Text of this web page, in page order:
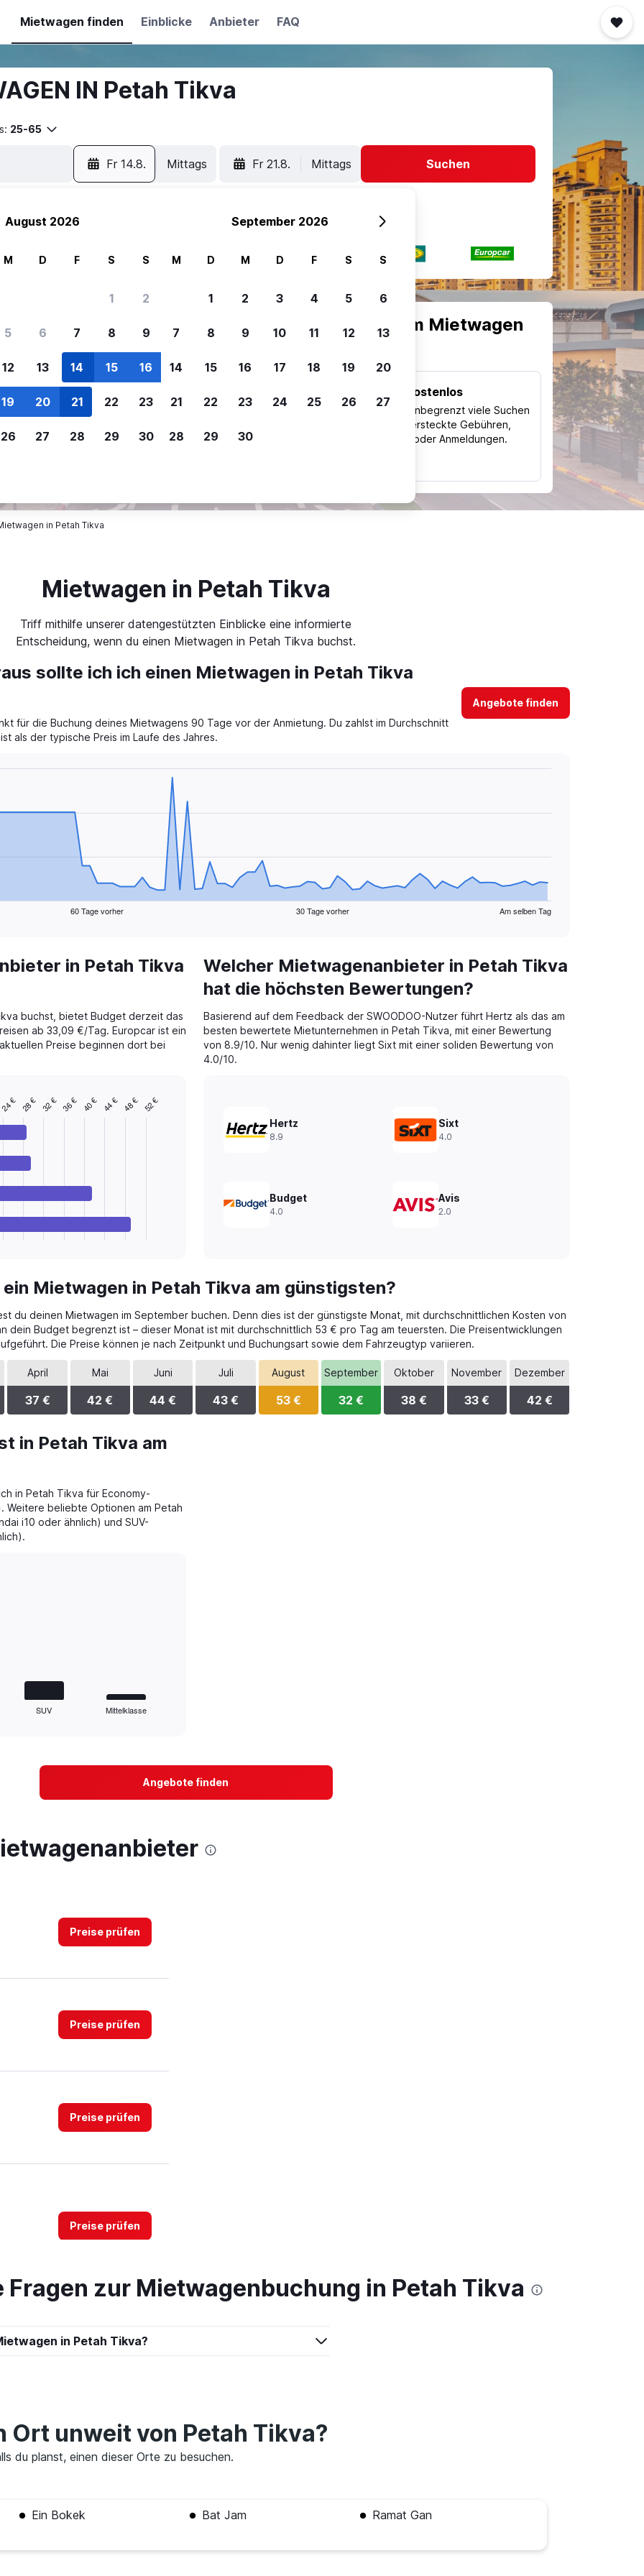
Mietwagen finden Einblicke Anbieter FAQ
IN Petah Tikva
25-65
Fr 14.8. Mittags Fr 21.8. Mittags Suchen
Reisenden sich für SWOODOO entscheiden, um Mietwagen
Preisalarm
Lass dich benachrichtigen,
um kein tolles Angebot zu
Anpassung von Trips
Mietwagenergebnisse nach
Kostenlos
Nutze unbegrenzt viele Suchen
ohne versteckte Gebühren,
Kosten oder Anmeldungen.
in Petah Tikva
Mietwagen in Petah Tikva
Triff mithilfe unserer datengestützten Einblicke eine informierte
Entscheidung, wenn du einen Mietwagen in Petah Tikva buchst.
sollte ich ich einen Mietwagen in Petah Tikva
für die Buchung deines Mietwagens 90 Tage vor der Anmietung. Du zahlst im Durchschnitt
als der typische Preis im Laufe des Jahres.
Angebote finden
60 Tage vorher 30 Tage vorher Am selben Tag
in Petah Tikva
buchst, bietet Budget derzeit das
ab 33,09 €/Tag. Europcar ist ein
Preise beginnen dort bei
24 € 28 € 32 € 36 € 40 € 44 € 48 € 52 €
Welcher Mietwagenanbieter in Petah Tikva
hat die höchsten Bewertungen?
Basierend auf dem Feedback der SWOODOO-Nutzer führt Hertz als das am
besten bewertete Mietunternehmen in Petah Tikva, mit einer Bewertung
von 8.9/10. Nur wenig dahinter liegt Sixt mit einer soliden Bewertung von
4.0/10.
Hertz
8.9
Sixt
4.0
Budget
4.0
Avis
2.0
Mietwagen in Petah Tikva am günstigsten?
du deinen Mietwagen im September buchen. Denn dies ist der günstigste Monat, mit durchschnittlichen Kosten von
dein Budget begrenzt ist – dieser Monat ist mit durchschnittlich 53 € pro Tag am teuersten. Die Preisentwicklungen
Die Preise können je nach Zeitpunkt und Buchungsart sowie dem Fahrzeugtyp variieren.
April
37 €
Mai
42 €
Juni
44 €
Juli
43 €
August
53 €
September
32 €
Oktober
38 €
November
33 €
Dezember
42 €
in Petah Tikva am
in Petah Tikva für Economy-
Weitere beliebte Optionen am Petah
i10 oder ähnlich) und SUV-
SUV Mittelklasse
Angebote finden
Preise prüfen
Preise prüfen
Preise prüfen
Preise prüfen
Preise prüfen
Preise prüfen
Preise prüfen
zur Mietwagenbuchung in Petah Tikva
in Petah Tikva?
Ort unweit von Petah Tikva?
du planst, einen dieser Orte zu besuchen.
Ein Bokek Bat Jam
Ramat Gan
August 2026
M D F S S
1 2
5 6 7 8 9
12 13 14 15 16
19 20 21 22 23
26 27 28 29 30
September 2026
M D M D F S S
1 2 3 4 5 6
7 8 9 10 11 12 13
14 15 16 17 18 19 20
21 22 23 24 25 26 27
28 29 30